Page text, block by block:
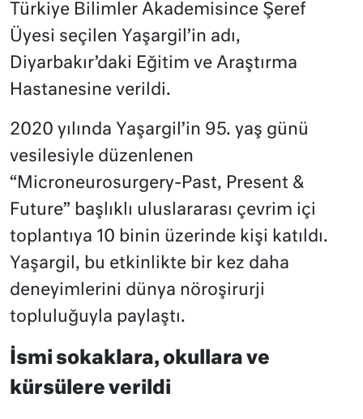
Türkiye Bilimler Akademisince Şeref
Üyesi seçilen Yaşargil’in adı,
Diyarbakır’daki Eğitim ve Araştırma
Hastanesine verildi.
2020 yılında Yaşargil’in 95. yaş günü
vesilesiyle düzenlenen
“Microneurosurgery-Past, Present &
Future” başlıklı uluslararası çevrim içi
toplantıya 10 binin üzerinde kişi katıldı.
Yaşargil, bu etkinlikte bir kez daha
deneyimlerini dünya nöroşirurji
topluluğuyla paylaştı.
İsmi sokaklara, okullara ve
kürsülere verildi